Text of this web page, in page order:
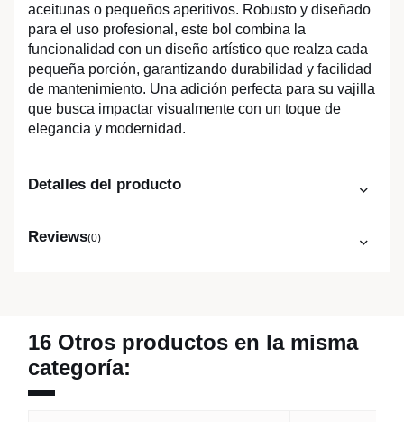
aceitunas o pequeños aperitivos. Robusto y diseñado
para el uso profesional, este bol combina la
funcionalidad con un diseño artístico que realza cada
pequeña porción, garantizando durabilidad y facilidad
de mantenimiento. Una adición perfecta para su vajilla
que busca impactar visualmente con un toque de
elegancia y modernidad.
Detalles del producto
Reviews(0)
16 Otros productos en la misma
categoría: